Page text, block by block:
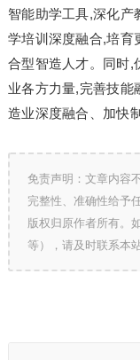
智能助学工具,深化产
学培训深度融合,培育
合型智造人才。同时,
业各方力量,完善技能
造业深度融合、加快
免责声明：文章内容
完整性、准确性给予
版权归原作者所有。
等），请及时联系本